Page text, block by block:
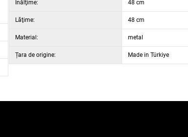
Înălţime: 48 cm
Lăţime: 48 cm
Material: metal
Țara de origine: Made in Türkiye